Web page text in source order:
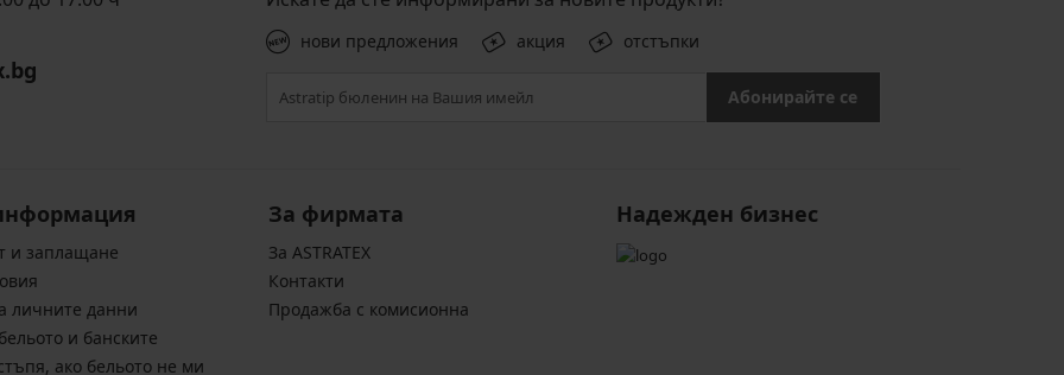
нови предложения акция отстъпки
Абонирайте се
и заплащане
личните данни
и банските
ако бельото не ми
За фирмата
За ASTRATEX
Контакти
Продажба с комисионна
Надежден бизнес